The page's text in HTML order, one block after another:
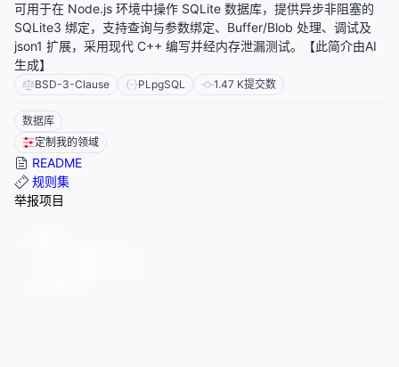
可用于在 Node.js 环境中操作 SQLite 数据库，提供异步非阻塞的
SQLite3 绑定，支持查询与参数绑定、Buffer/Blob 处理、调试及
json1 扩展，采用现代 C++ 编写并经内存泄漏测试。【此简介由AI
生成】
BSD-3-Clause PLpgSQL 1.47 K提交数
数据库
定制我的领域
README
规则集
举报项目